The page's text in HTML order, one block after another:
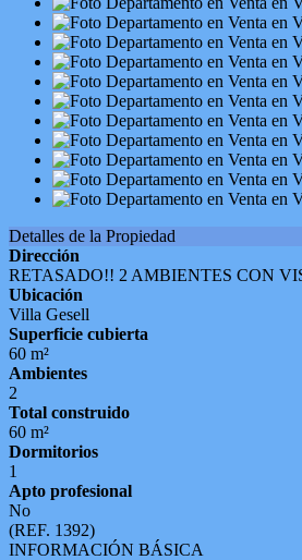
Detalles de la Propiedad
Dirección
RETASADO!! 2 AMBIENTES CON
Ubicación
Villa Gesell
Superficie cubierta
60 m²
Ambientes
2
Total construido
60 m²
Dormitorios
1
Apto profesional
No
(REF. 1392)
INFORMACIÓN BÁSICA